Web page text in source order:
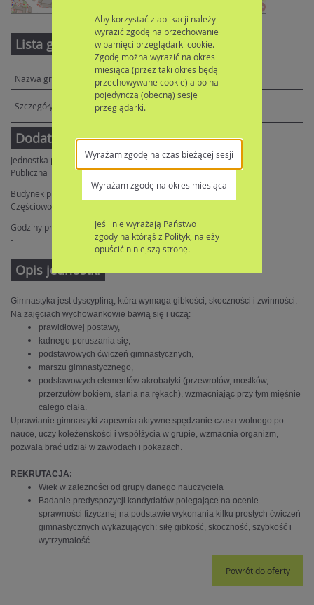
Lista grup
Julita Tkaczyk-Trzeciak
Dodatkowe informacje
Jednostka publiczna/niepubliczna:
Publiczna
Budynek przystosowany dla osób niepełnosprawnych:
Częściowo przystosowany
Godziny pracy:
-
Opis jednostki
Gimnastyka jest dyscypliną, która wymaga gibkości, skoczności i zwinności.
Na zajęciach wychowankowie bawią się i uczą:
prawidłowej postawy,
ładnego poruszania się,
podstawowych ćwiczeń gimnastycznych,
marszu gimnastycznego,
podstawowych elementów akrobatyki (przewrotów, mostków,
przerzutów bokiem, stania na rękach), wzmacniając przy tym mięśnie
całego ciała.
Uprawianie gimnastyki zapewnia aktywne spędzanie czasu wolnego po
nauce, uczy koleżeńskości i współżycia w grupie, wzmacnia organizm,
pozwala brać udział w zawodach i pokazach.
REKRUTACJA:
Wiek w zależności od grupy danego nauczyciela
Badanie predyspozycji kandydatów polegające na ocenie
sprawności fizycznej na podstawie wykonania kilku prostych ćwiczeń
gimnastycznych wykazujących: siłę gibkość, skoczność, szybkość i
wytrzymałość
Powrót do oferty
Aby korzystać z aplikacji należy
wyrazić zgodę na przechowanie
w pamięci przeglądarki cookie.
Zgodę można wyrazić na okres
miesiąca (przez taki okres będą
przechowywane cookie) albo na
pojedynczą (obecną) sesję
przeglądarki.
Wyrażam zgodę na czas bieżącej sesji
Wyrażam zgodę na okres miesiąca
Jeśli nie wyrażają Państwo
zgody na którąś z Polityk, należy
opuścić niniejszą stronę.